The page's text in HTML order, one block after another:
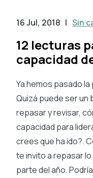
16 Jul, 2018 | Sin
12 lecturas
capacidad
Ya hemos pasado
Quizá puede ser un
repasar y revisar,
capacidad para
crees que ha ido?.
te invito a repasar
parte del año.